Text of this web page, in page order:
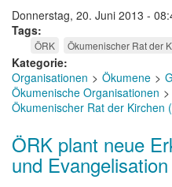
Donnerstag, 20. Juni 2013 -
Tags
ÖRK Ökumenischer Rat der
Kategorie
Organisationen
Ökumene
Ökumenische Organisationen
Ökumenischer Rat der Kirchen
ÖRK plant neue
und Evangelisation